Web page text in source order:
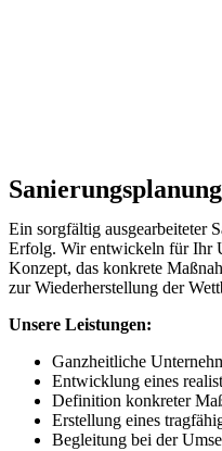
Ein sorgfältig ausgearbeiteter
Erfolg. Wir entwickeln für Ihr
Konzept, das konkrete
zur Wiederherstellung der
Unsere Leistungen:
Ganzheitliche
Entwicklung eines
Definition konkreter
Erstellung eines
Begleitung bei der